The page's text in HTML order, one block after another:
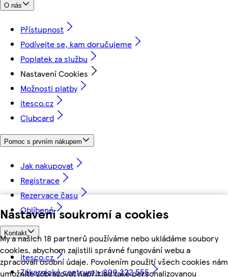
Nastavení soukromí a cookies
My a našich 18 partnerů používáme nebo ukládáme soubory
cookies, abychom zajistili správné fungování webu a
zpracovali osobní údaje. Povolením použití všech cookies nám
umožníte zobrazovat například také personalizovanou
O nás
Přístupnost
Podívejte se, kam doručujeme
Poplatek za službu
Nastavení Cookies
Možnosti platby
itesco.cz
Clubcard
Pomoc s prvním nákupem
Jak nakupovat
Registrace
Rezervace času
Oblíbené
Kontakt
itesco.cz
Zákaznické centrum - 800 222 555